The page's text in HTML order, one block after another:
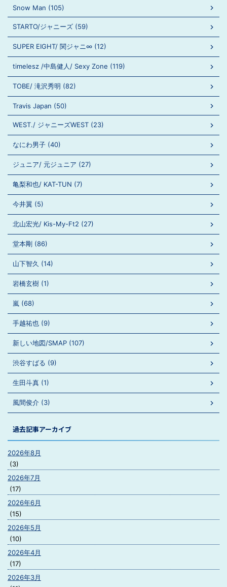
Snow Man (105)
STARTO/ジャニーズ (59)
SUPER EIGHT/ 関ジャニ∞ (12)
timelesz /中島健人/ Sexy Zone (119)
TOBE/ 滝沢秀明 (82)
Travis Japan (50)
WEST./ ジャニーズWEST (23)
なにわ男子 (40)
ジュニア/ 元ジュニア (27)
亀梨和也/ KAT-TUN (7)
今井翼 (5)
北山宏光/ Kis-My-Ft2 (27)
堂本剛 (86)
山下智久 (14)
岩橋玄樹 (1)
嵐 (68)
手越祐也 (9)
新しい地図/SMAP (107)
渋谷すばる (9)
生田斗真 (1)
風間俊介 (3)
過去記事アーカイブ
2026年8月
(3)
2026年7月
(17)
2026年6月
(15)
2026年5月
(10)
2026年4月
(17)
2026年3月